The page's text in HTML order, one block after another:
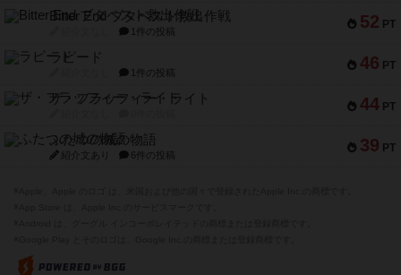
52 PT
Bitter End ブタペスト救出作戦
1件の投稿
46 PT
ラピード
1件の投稿
44 PT
ザ・フラッフィー・ライト
39 PT
ふたつの城の物語
紹介文あり 6件の投稿